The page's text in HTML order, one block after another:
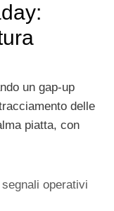
un gap-up
delle
piatta, con
segnali operativi